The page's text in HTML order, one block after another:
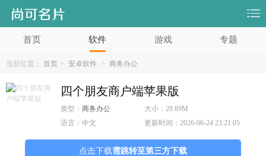
首页 软件 游戏 专题
当前位置： 首页 > 安卓软件 > 商务办公
四个朋友商户端苹果版
类型： 商务办公 大小：28.89M
语言： 中文 更新时间：2026-06-24 23:21:05
点击下载需跳转至第三方下载